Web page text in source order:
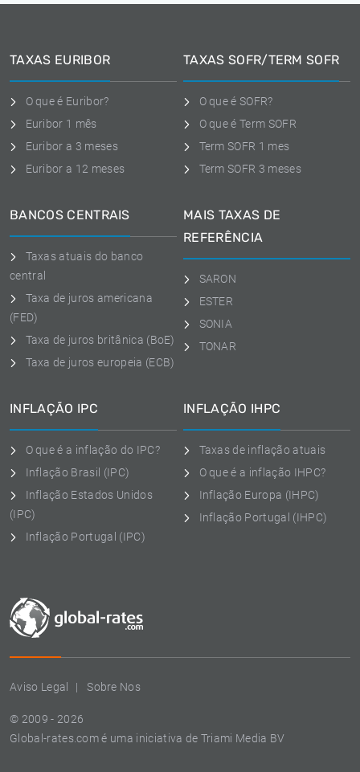
Aviso Legal Sobre Nos
© 2009 - 2026
Global-rates.com é uma iniciativa de Triami Media BV
TAXAS EURIBOR
O que é Euribor?
Euribor 1 mês
Euribor a 3 meses
Euribor a 12 meses
TAXAS SOFR/TERM SOFR
O que é SOFR?
O que é Term SOFR
Term SOFR 1 mes
Term SOFR 3 meses
BANCOS CENTRAIS
Taxas atuais do banco
central
Taxa de juros americana
(FED)
Taxa de juros britânica (BoE)
Taxa de juros europeia (ECB)
MAIS TAXAS DE
REFERÊNCIA
SARON
ESTER
SONIA
TONAR
INFLAÇÃO IPC
O que é a inflação do IPC?
Inflação Brasil (IPC)
Inflação Estados Unidos
(IPC)
Inflação Portugal (IPC)
INFLAÇÃO IHPC
Taxas de inflação atuais
O que é a inflação IHPC?
Inflação Europa (IHPC)
Inflação Portugal (IHPC)